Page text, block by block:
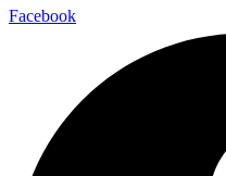
Facebook